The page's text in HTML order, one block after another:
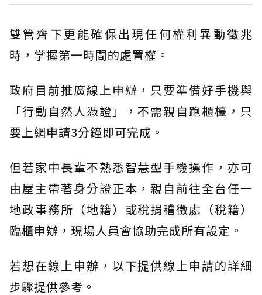
雙管齊下更能確保出現任何權利異動徵兆
時，掌握第一時間的處置權。
政府目前推廣線上申辦，只要準備好手機與
「行動自然人憑證」，不需親自跑櫃檯，只
要上網申請3分鐘即可完成。
但若家中長輩不熟悉智慧型手機操作，亦可
由屋主帶著身分證正本，親自前往全台任一
地政事務所（地籍）或稅捐稽徵處（稅籍）
臨櫃申辦，現場人員會協助完成所有設定。
若想在線上申辦，以下提供線上申請的詳細
步驟提供參考。